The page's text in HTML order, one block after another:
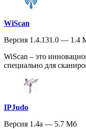
WiScan
Версия 1.4.131.0 — 1.4
WiScan – это
специально для
IPJudo
Версия 1.4a — 5.7 Мб